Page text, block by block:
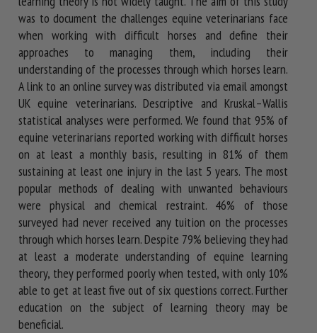
was to document the challenges equine veterinarians face
when working with difficult horses and define their
approaches to managing them, including their
understanding of the processes through which horses learn.
A link to an online survey was distributed via email amongst
UK equine veterinarians. Descriptive and Kruskal–Wallis
statistical analyses were performed. We found that 95% of
equine veterinarians reported working with difficult horses
on at least a monthly basis, resulting in 81% of them
sustaining at least one injury in the last 5 years. The most
popular methods of dealing with unwanted behaviours
were physical and chemical restraint. 46% of those
surveyed had never received any tuition on the processes
through which horses learn. Despite 79% believing they had
at least a moderate understanding of equine learning
theory, they performed poorly when tested, with only 10%
able to get at least five out of six questions correct. Further
education on the subject of learning theory may be
beneficial.